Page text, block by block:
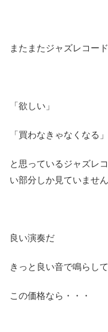
またまたジャズレコー
「欲しい」
「買わなきゃなくなる」
と思っているジャズレ
い部分しか見ていません
良い演奏だ
きっと良い音で鳴らし
この価格なら・・・